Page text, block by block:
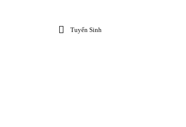
Tuyển Sinh